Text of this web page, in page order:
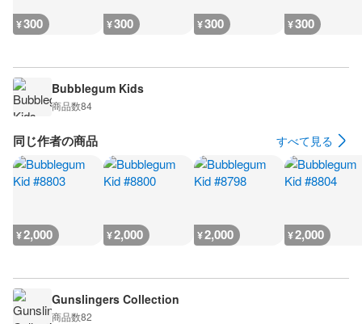
¥300 ¥300 ¥300 ¥300
Bubblegum Kids
商品数84
同じ作者の商品 すべて見る
¥2,000 ¥2,000 ¥2,000 ¥2,000
Gunslingers Collection
商品数82